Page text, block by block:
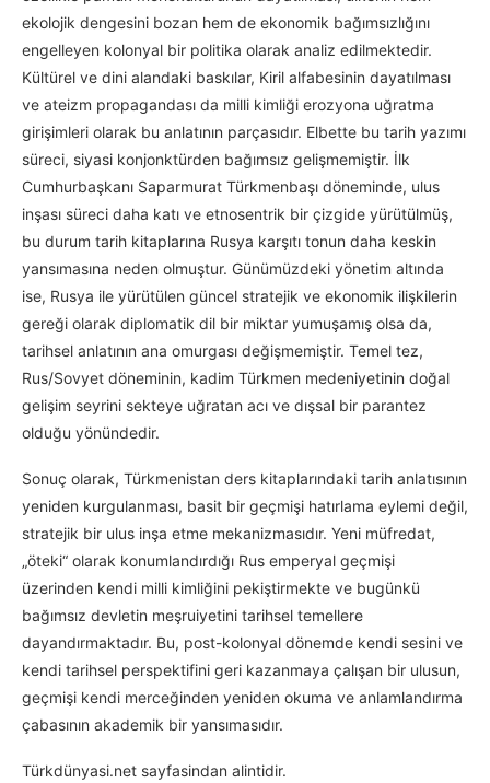
ekolojik dengesini bozan hem de ekonomik bağımsızlığını
engelleyen kolonyal bir politika olarak analiz edilmektedir.
Kültürel ve dini alandaki baskılar, Kiril alfabesinin dayatılması
ve ateizm propagandası da milli kimliği erozyona uğratma
girişimleri olarak bu anlatının parçasıdır. Elbette bu tarih yazımı
süreci, siyasi konjonktürden bağımsız gelişmemiştir. İlk
Cumhurbaşkanı Saparmurat Türkmenbaşı döneminde, ulus
inşası süreci daha katı ve etnosentrik bir çizgide yürütülmüş,
bu durum tarih kitaplarına Rusya karşıtı tonun daha keskin
yansımasına neden olmuştur. Günümüzdeki yönetim altında
ise, Rusya ile yürütülen güncel stratejik ve ekonomik ilişkilerin
gereği olarak diplomatik dil bir miktar yumuşamış olsa da,
tarihsel anlatının ana omurgası değişmemiştir. Temel tez,
Rus/Sovyet döneminin, kadim Türkmen medeniyetinin doğal
gelişim seyrini sekteye uğratan acı ve dışsal bir parantez
olduğu yönündedir.
Sonuç olarak, Türkmenistan ders kitaplarındaki tarih anlatısının
yeniden kurgulanması, basit bir geçmişi hatırlama eylemi değil,
stratejik bir ulus inşa etme mekanizmasıdır. Yeni müfredat,
„öteki“ olarak konumlandırdığı Rus emperyal geçmişi
üzerinden kendi milli kimliğini pekiştirmekte ve bugünkü
bağımsız devletin meşruiyetini tarihsel temellere
dayandırmaktadır. Bu, post-kolonyal dönemde kendi sesini ve
kendi tarihsel perspektifini geri kazanmaya çalışan bir ulusun,
geçmişi kendi merceğinden yeniden okuma ve anlamlandırma
çabasının akademik bir yansımasıdır.
Türkdünyasi.net sayfasindan alintidir.